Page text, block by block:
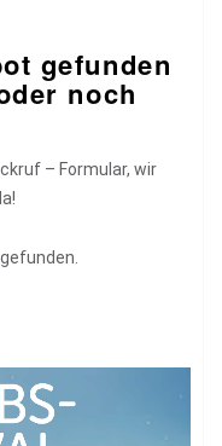
gefunden
noch
– Formular, wir